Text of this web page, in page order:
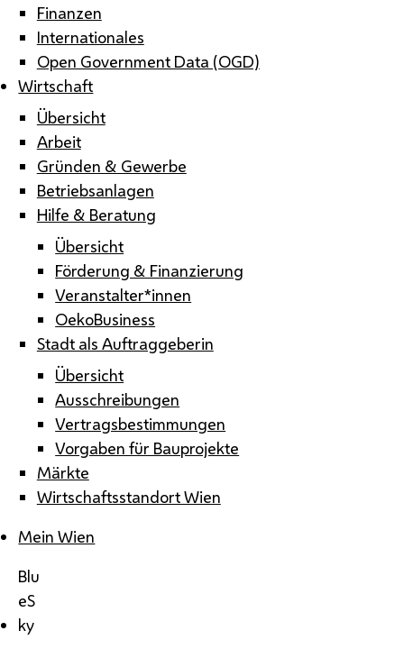
Finanzen
Internationales
Open Government Data (OGD)
Wirtschaft
Übersicht
Arbeit
Gründen & Gewerbe
Betriebsanlagen
Hilfe & Beratung
Übersicht
Förderung & Finanzierung
Veranstalter*innen
OekoBusiness
Stadt als Auftraggeberin
Übersicht
Ausschreibungen
Vertragsbestimmungen
Vorgaben für Bauprojekte
Märkte
Wirtschaftsstandort Wien
Mein Wien
Blu
eS
ky